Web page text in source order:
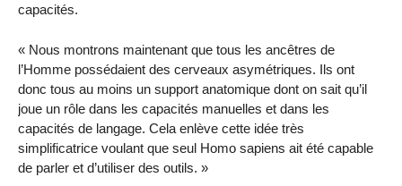
capacités.
« Nous montrons maintenant que tous les ancêtres de
l’Homme possédaient des cerveaux asymétriques. Ils ont
donc tous au moins un support anatomique dont on sait qu’il
joue un rôle dans les capacités manuelles et dans les
capacités de langage. Cela enlève cette idée très
simplificatrice voulant que seul Homo sapiens ait été capable
de parler et d’utiliser des outils. »